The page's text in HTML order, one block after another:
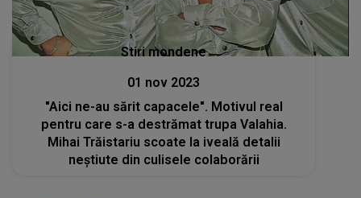
Stiri mondene
01 nov 2023
"Aici ne-au sărit capacele". Motivul real
pentru care s-a destrămat trupa Valahia.
Mihai Trăistariu scoate la iveală detalii
neștiute din culisele colaborării